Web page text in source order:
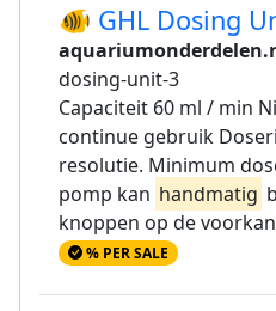
🐠 GHL Dosing
dosing-unit-3
Capaciteit 60 ml / min
continue gebruik
resolutie. Minimum
pomp kan handmatig
knoppen op de
% PER SALE